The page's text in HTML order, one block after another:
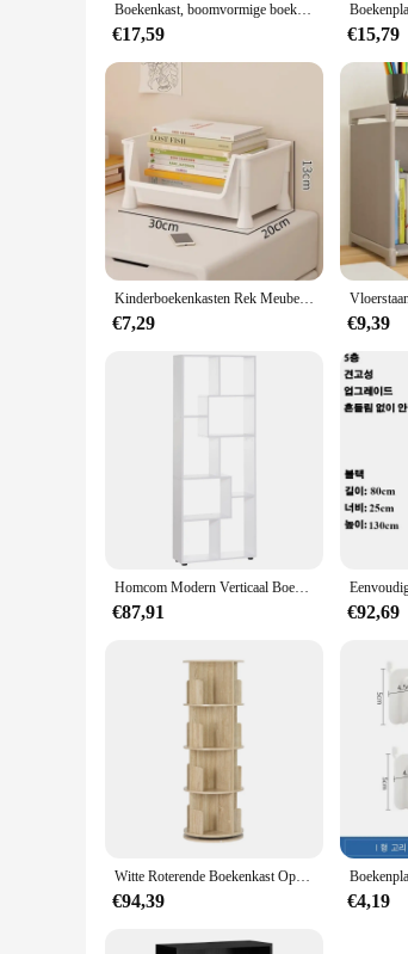
them neatly tucked away, the
are stored securely, making it a reliable
**Versatile and Practical**
The boekenkast is not just a piece of
sought-after piece for both residential
display in a bookstore or library, the
professional use.
Boekenkast, boomvormige boekenplank met 8 opbergplanken, afgeronde hoeken, 19,7 x 9,8 x 55,1 inch
€17,59 €15,79
Kinderboekenkasten Rek Meubels Met Wielen Verwijderbare Kleine Boekenplanken Met Wielen Kar Home Speelgoed Opslag Leesplanken
€7,29 €9,39
Homcom Modern Verticaal Boekenkastontwerp Met 8 Planken E1 Spaanplaat 70X24X178Cm Wit
€87,91 €92,69
Witte Roterende Boekenkast Opslag 4-Tier Boekenplank 16 Compartimenten Voor Woonkamer Kantoor Kinderkamer Organisator Decoratie
€94,39 €4,19